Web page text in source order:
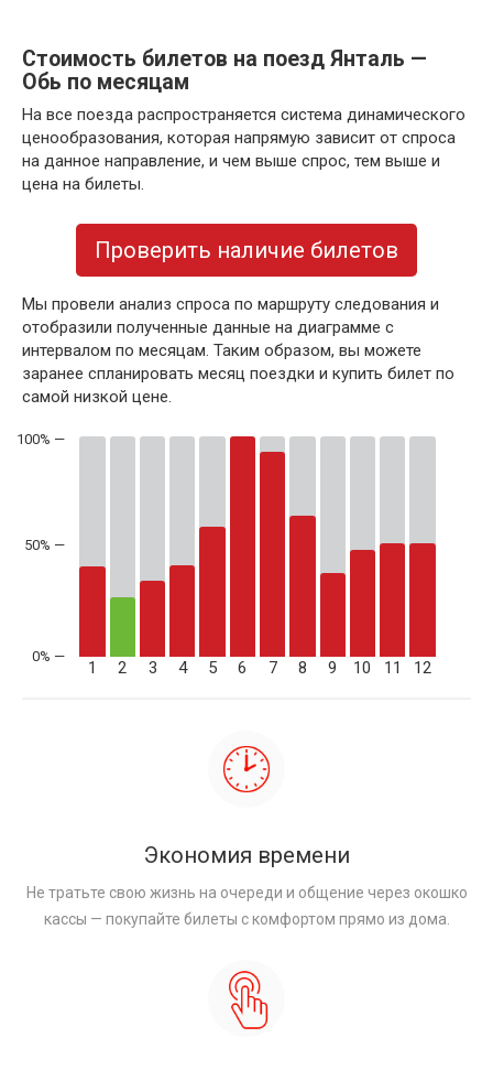
Стоимость билетов на поезд Янталь —
Обь по месяцам
На все поезда распространяется система динамического
ценообразования, которая напрямую зависит от спроса
на данное направление, и чем выше спрос, тем выше и
цена на билеты.
Проверить наличие билетов
Мы провели анализ спроса по маршруту следования и
отобразили полученные данные на диаграмме с
интервалом по месяцам. Таким образом, вы можете
заранее спланировать месяц поездки и купить билет по
самой низкой цене.
50% —
1 2 3 4 5 6 7 8 9 10 11 12
Экономия времени
Не тратьте свою жизнь на очереди и общение через окошко
кассы — покупайте билеты с комфортом прямо из дома.